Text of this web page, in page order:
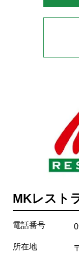
MKレスト
電話番号
所在地